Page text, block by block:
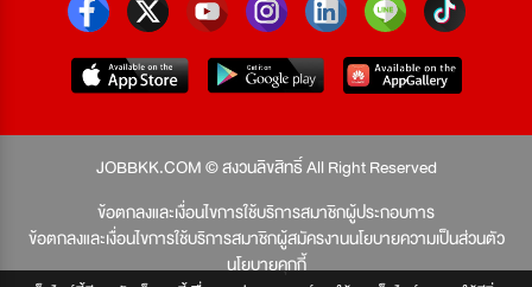
JOBBKK.COM © สงวนลิขสิทธิ์ All Right Reserved
ข้อตกลงและเงื่อนไขการใช้บริการสมาชิกผู้ประกอบการ
ข้อตกลงและเงื่อนไขการใช้บริการสมาชิกผู้สมัครงานนโยบายความเป็นส่วนตัว
นโยบายคุกกี้